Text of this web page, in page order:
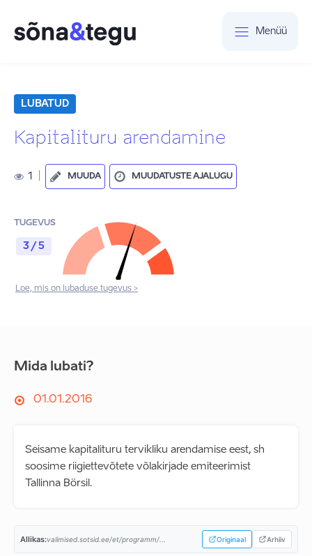
Menüü
LUBATUD
Kapitalituru arendamine
1 MUUDA MUUDATUSTE AJALUGU
TUGEVUS
3 / 5
Loe, mis on lubaduse tugevus >
Mida lubati?
01.01.2016
Seisame kapitalituru tervikliku arendamise eest, sh
soosime riigiettevõtete võlakirjade emiteerimist
Tallinna Börsil.
Allikas:valimised.sotsid.ee/et/programm/... Originaal Arhiiv